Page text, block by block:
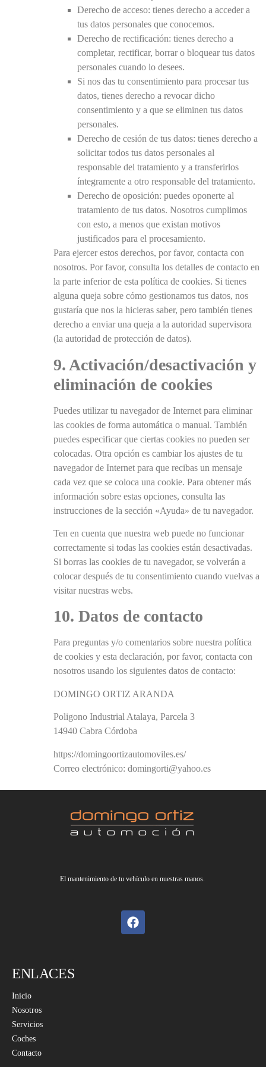
Derecho de acceso: tienes derecho a acceder a
tus datos personales que conocemos.
Derecho de rectificación: tienes derecho a
completar, rectificar, borrar o bloquear tus datos
personales cuando lo desees.
Si nos das tu consentimiento para procesar tus
datos, tienes derecho a revocar dicho
consentimiento y a que se eliminen tus datos
personales.
Derecho de cesión de tus datos: tienes derecho a
solicitar todos tus datos personales al
responsable del tratamiento y a transferirlos
íntegramente a otro responsable del tratamiento.
Derecho de oposición: puedes oponerte al
tratamiento de tus datos. Nosotros cumplimos
con esto, a menos que existan motivos
justificados para el procesamiento.
Para ejercer estos derechos, por favor, contacta con
nosotros. Por favor, consulta los detalles de contacto en
la parte inferior de esta política de cookies. Si tienes
alguna queja sobre cómo gestionamos tus datos, nos
gustaría que nos la hicieras saber, pero también tienes
derecho a enviar una queja a la autoridad supervisora
(la autoridad de protección de datos).
9. Activación/desactivación y
eliminación de cookies
Puedes utilizar tu navegador de Internet para eliminar
las cookies de forma automática o manual. También
puedes especificar que ciertas cookies no pueden ser
colocadas. Otra opción es cambiar los ajustes de tu
navegador de Internet para que recibas un mensaje
cada vez que se coloca una cookie. Para obtener más
información sobre estas opciones, consulta las
instrucciones de la sección «Ayuda» de tu navegador.
Ten en cuenta que nuestra web puede no funcionar
correctamente si todas las cookies están desactivadas.
Si borras las cookies de tu navegador, se volverán a
colocar después de tu consentimiento cuando vuelvas a
visitar nuestras webs.
10. Datos de contacto
Para preguntas y/o comentarios sobre nuestra política
de cookies y esta declaración, por favor, contacta con
nosotros usando los siguientes datos de contacto:
DOMINGO ORTIZ ARANDA
Poligono Industrial Atalaya, Parcela 3
14940 Cabra Córdoba
https://domingoortizautomoviles.es/
Correo electrónico: domingorti@yahoo.es
El mantenimiento de tu vehículo en nuestras manos.
ENLACES
Inicio
Nosotros
Servicios
Coches
Contacto